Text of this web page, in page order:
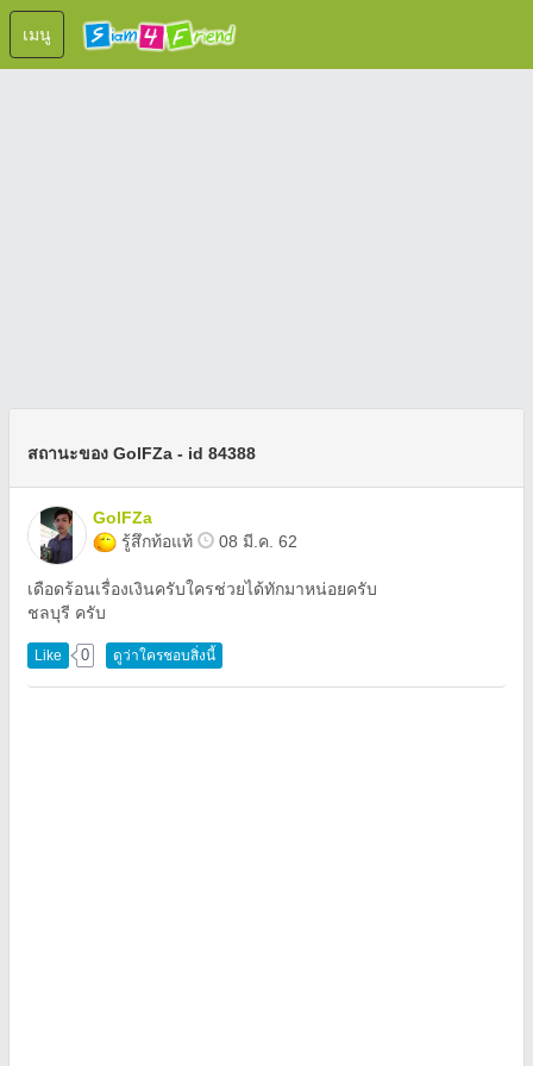
เมนู
สถานะของ GolFZa - id 84388
GolFZa
รู้สึกท้อแท้
08 มี.ค. 62
เดือดร้อนเรื่องเงินครับใครช่วยได้ทักมาหน่อยครับ
ชลบุรี ครับ
Like 0 ดูว่าใครชอบสิ่งนี้